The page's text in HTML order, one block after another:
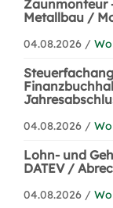
Zaunmonteur
Metallbau /
04.08.2026 /
04.08.2026 /
Lohn- und
DATEV /
04.08.2026 /